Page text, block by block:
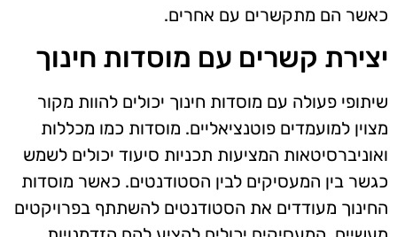
כאשר הם מתקשרים עם אחרים.
יצירת קשרים עם מוסדות חינוך
שיתופי פעולה עם מוסדות חינוך יכולים להוות מקור
מצוין למועמדים פוטנציאליים. מוסדות כמו מכללות
ואוניברסיטאות המציעות תכניות סיעוד יכולים לשמש
כגשר בין המעסיקים לבין הסטודנטים. כאשר מוסדות
החינוך מעודדים את הסטודנטים להשתתף בפרויקטים